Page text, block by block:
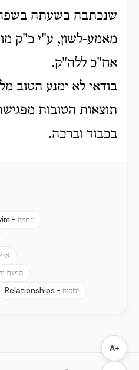
שנכתבה בשעתה
מאמע-לשון, ע"י כ"ק
אח"כ ללה"ק.
בודאי לא ימנע הטוב
תוצאות הטובות
בכבוד וברכה.
- מחנים
הפצת
Relationships - יחסים
A+